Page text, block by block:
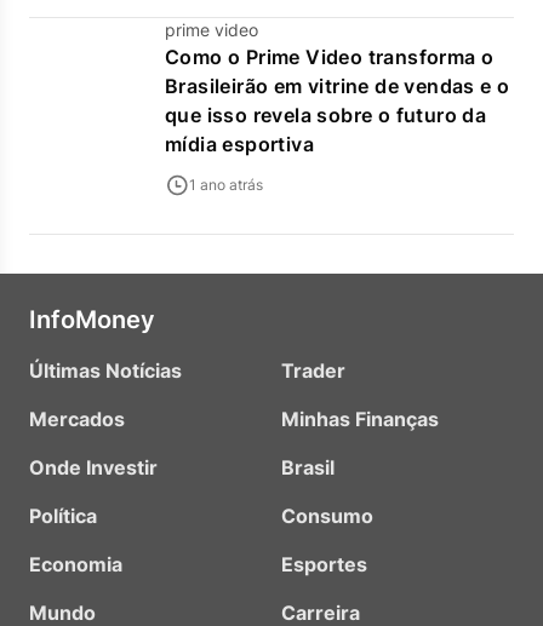
prime video
Como o Prime Video transforma o
Brasileirão em vitrine de vendas e o
que isso revela sobre o futuro da
mídia esportiva
1 ano atrás
InfoMoney
Últimas Notícias
Mercados
Onde Investir
Política
Economia
Mundo
Trader
Minhas Finanças
Brasil
Consumo
Esportes
Carreira